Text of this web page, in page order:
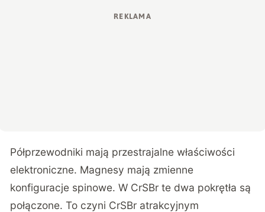
Półprzewodniki mają przestrajalne właściwości
elektroniczne. Magnesy mają zmienne
konfiguracje spinowe. W CrSBr te dwa pokrętła są
połączone. To czyni CrSBr atrakcyjnym